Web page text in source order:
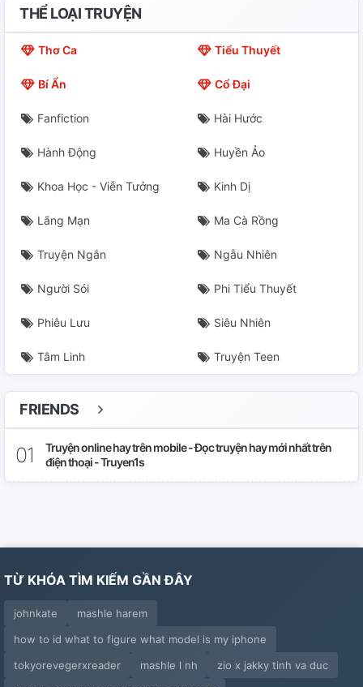
THỂ LOẠI TRUYỆN
Thơ Ca Tiểu Thuyết
Bí Ẩn Cổ Đại
Fanfiction Hài Hước
Hành Động Huyền Ảo
Khoa Học - Viễn Tưởng Kinh Dị
Lãng Mạn Ma Cà Rồng
Truyện Ngắn Ngẫu Nhiên
Người Sói Phi Tiểu Thuyết
Phiêu Lưu Siêu Nhiên
Tâm Linh Truyện Teen
FRIENDS
Truyện online hay trên mobile - Đọc truyện hay mới nhất trên
điện thoại - Truyen1s
TỪ KHÓA TÌM KIẾM GẦN ĐÂY
johnkate
mashle harem
how to id what to figure what model is my iphone
tokyorevegerxreader
mashle l nh
zio x jakky tinh va duc